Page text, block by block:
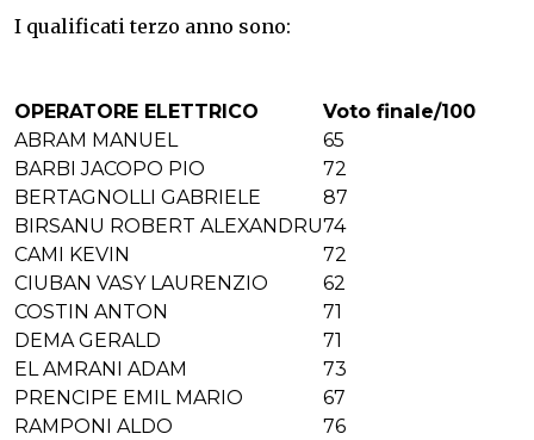
I qualificati terzo anno sono:
OPERATORE ELETTRICO
Voto finale/100
ABRAM MANUEL
65
BARBI JACOPO PIO
72
BERTAGNOLLI GABRIELE
87
BIRSANU ROBERT ALEXANDRU74
CAMI KEVIN
72
CIUBAN VASY LAURENZIO
62
COSTIN ANTON
71
DEMA GERALD
71
EL AMRANI ADAM
73
PRENCIPE EMIL MARIO
67
RAMPONI ALDO
76